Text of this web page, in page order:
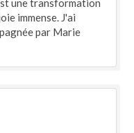
une transformation
immense. J'ai
par Marie